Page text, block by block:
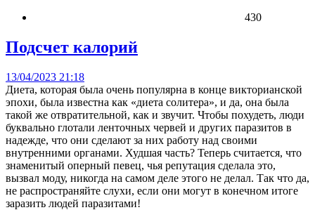
430
Подсчет калорий
13/04/2023 21:18
Диета, которая была очень популярна в конце викторианской
эпохи, была известна как «диета солитера», и да, она была
такой же отвратительной, как и звучит. Чтобы похудеть, люди
буквально глотали ленточных червей и других паразитов в
надежде, что они сделают за них работу над своими
внутренними органами. Худшая часть? Теперь считается, что
знаменитый оперный певец, чья репутация сделала это,
вызвал моду, никогда на самом деле этого не делал. Так что да,
не распространяйте слухи, если они могут в конечном итоге
заразить людей паразитами!